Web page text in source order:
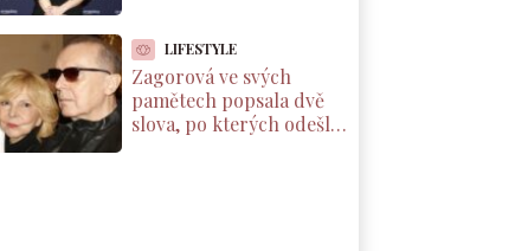
každý rodič dcery
LIFESTYLE
Zagorová ve svých
pamětech popsala dvě
slova, po kterých odešla